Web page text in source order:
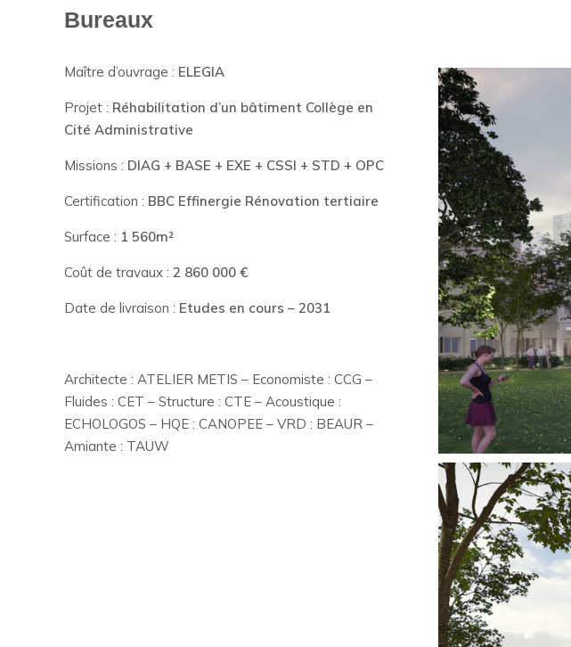
Bureaux
Maître d’ouvrage : ELEGIA
Projet : Réhabilitation d’un bâtiment Collège en
Cité Administrative
Missions : DIAG + BASE + EXE + CSSI + STD + OPC
Certification : BBC Effinergie Rénovation tertiaire
Surface : 1 560m²
Coût de travaux : 2 860 000 €
Date de livraison : Etudes en cours – 2031
Architecte : ATELIER METIS – Economiste : CCG –
Fluides : CET – Structure : CTE – Acoustique :
ECHOLOGOS – HQE : CANOPEE – VRD : BEAUR –
Amiante : TAUW